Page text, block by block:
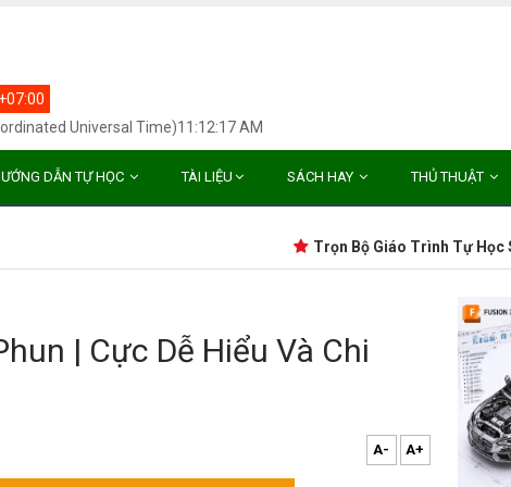
Universal Time)11:12:17 AM
DẪN TỰ HỌC TÀI LIỆU SÁCH HAY THỦ THUẬT
Trọn Bộ Giáo Trình Tự Học
| Cực Dễ Hiểu Và Chi
A- A+